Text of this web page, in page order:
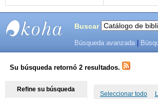
SISTEMAS
DE
Buscar
Búsqueda avanzada
Su búsqueda retornó 2 resultados.
Seleccionar todo
Refine su búsqueda